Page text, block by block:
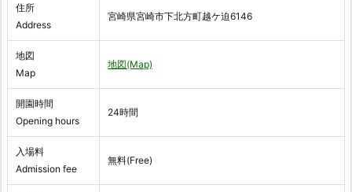
住所
Address
宮崎県宮崎市下北方町越ケ迫6146
地図
Map
地図(Map)
開園時間
Opening hours
24時間
入場料
Admission fee
無料(Free)